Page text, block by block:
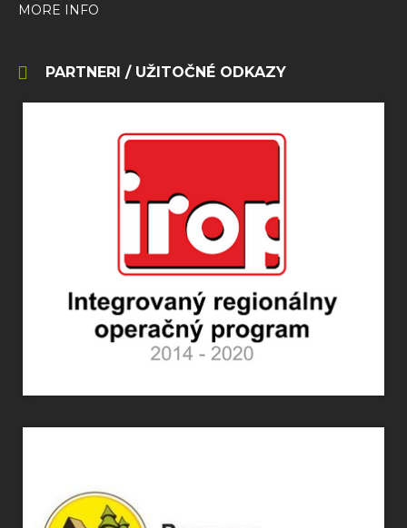
MORE INFO
PARTNERI / UŽITOČNÉ ODKAZY